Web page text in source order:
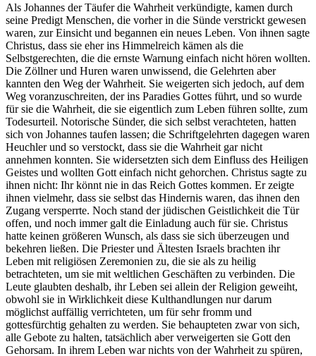
Als Johannes der Täufer die Wahrheit verkündigte, kamen durch
seine Predigt Menschen, die vorher in die Sünde verstrickt gewesen
waren, zur Einsicht und begannen ein neues Leben. Von ihnen sagte
Christus, dass sie eher ins Himmelreich kämen als die
Selbstgerechten, die die ernste Warnung einfach nicht hören wollten.
Die Zöllner und Huren waren unwissend, die Gelehrten aber
kannten den Weg der Wahrheit. Sie weigerten sich jedoch, auf dem
Weg voranzuschreiten, der ins Paradies Gottes führt, und so wurde
für sie die Wahrheit, die sie eigentlich zum Leben führen sollte, zum
Todesurteil. Notorische Sünder, die sich selbst verachteten, hatten
sich von Johannes taufen lassen; die Schriftgelehrten dagegen waren
Heuchler und so verstockt, dass sie die Wahrheit gar nicht
annehmen konnten. Sie widersetzten sich dem Einfluss des Heiligen
Geistes und wollten Gott einfach nicht gehorchen. Christus sagte zu
ihnen nicht: Ihr könnt nie in das Reich Gottes kommen. Er zeigte
ihnen vielmehr, dass sie selbst das Hindernis waren, das ihnen den
Zugang versperrte. Noch stand der jüdischen Geistlichkeit die Tür
offen, und noch immer galt die Einladung auch für sie. Christus
hatte keinen größeren Wunsch, als dass sie sich überzeugen und
bekehren ließen. Die Priester und Ältesten Israels brachten ihr
Leben mit religiösen Zeremonien zu, die sie als zu heilig
betrachteten, um sie mit weltlichen Geschäften zu verbinden. Die
Leute glaubten deshalb, ihr Leben sei allein der Religion geweiht,
obwohl sie in Wirklichkeit diese Kulthandlungen nur darum
möglichst auffällig verrichteten, um für sehr fromm und
gottesfürchtig gehalten zu werden. Sie behaupteten zwar von sich,
alle Gebote zu halten, tatsächlich aber verweigerten sie Gott den
Gehorsam. In ihrem Leben war nichts von der Wahrheit zu spüren,